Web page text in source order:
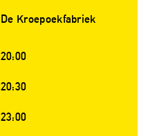
De Kroepoekfabriek
20:00
20:30
23:00